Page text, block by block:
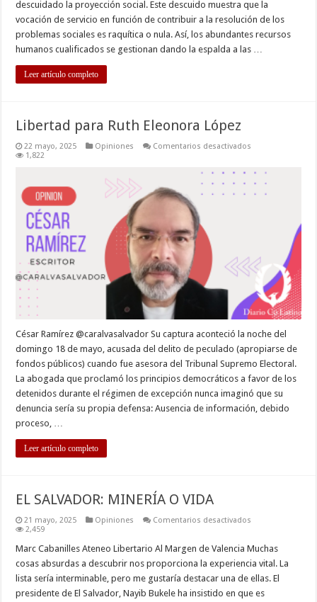
descuidado la proyección social. Este descuido muestra que la
vocación de servicio en función de contribuir a la resolución de los
problemas sociales es raquítica o nula. Así, los abundantes recursos
humanos cualificados se gestionan dando la espalda a las …
Leer artículo completo
Libertad para Ruth Eleonora López
22 mayo, 2025 Opiniones Comentarios desactivados
Ruth
Eleonora
López
1,822
César Ramírez @caralvasalvador Su captura aconteció la noche del
domingo 18 de mayo, acusada del delito de peculado (apropiarse de
fondos públicos) cuando fue asesora del Tribunal Supremo Electoral.
La abogada que proclamó los principios democráticos a favor de los
detenidos durante el régimen de excepción nunca imaginó que su
denuncia sería su propia defensa: Ausencia de información, debido
proceso, …
Leer artículo completo
EL SALVADOR: MINERÍA O VIDA
21 mayo, 2025 Opiniones Comentarios desactivados
MINERÍA
VIDA
2,459
Marc Cabanilles Ateneo Libertario Al Margen de Valencia Muchas
cosas absurdas a descubrir nos proporciona la experiencia vital. La
lista sería interminable, pero me gustaría destacar una de ellas. El
presidente de El Salvador, Nayib Bukele ha insistido en que es